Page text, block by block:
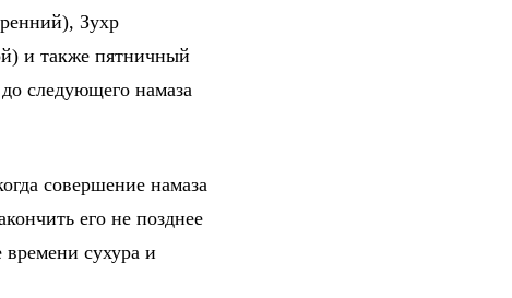
Зухр
и также пятничный
следующего намаза
совершение намаза
его не позднее
сухура и